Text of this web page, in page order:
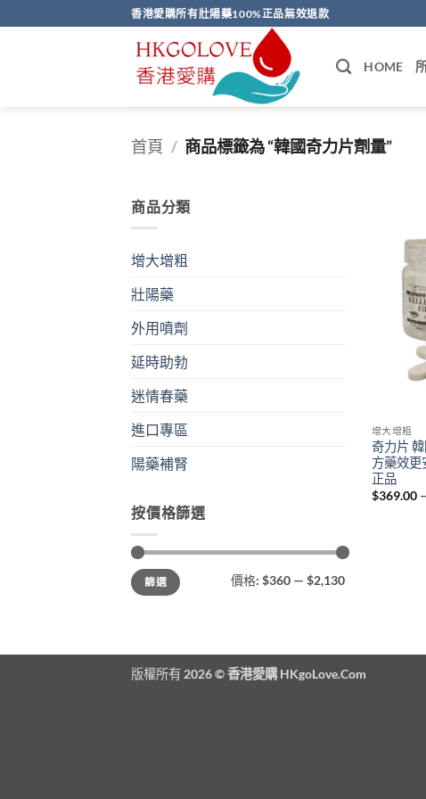
to
香港愛購所有壯陽藥100%正品無效退款
HOME
首頁 / 商品標籤為 “韓國奇力片劑量”
商品分類
增大增粗
壯陽藥
外用噴劑
延時助勃
迷情春藥
進口專區
陽藥補腎
按價格篩選
最
低
價
最
高
價
篩選 價格: $360 — $2,130
增大增粗
奇力片
方藥效更
正品
$369.00 –
版權所有 2026 ©香港愛購 HKgoLove.Com